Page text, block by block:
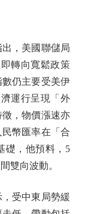
，美國聯儲局
轉向寬鬆政策
仍主要受美伊
運行呈現「外
，物價漲速亦
幣匯率在「合
礎，他預料，5
雙向波動。
受中東局勢緩